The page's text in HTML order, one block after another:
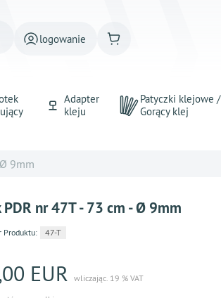
logowanie
Adapter
kleju
Patyczki klejowe /
Gorący klej
9mm
PDR nr 47Т - 73 cm - Ø 9mm
Produktu: 47-T
EUR wliczając. 19 % VAT